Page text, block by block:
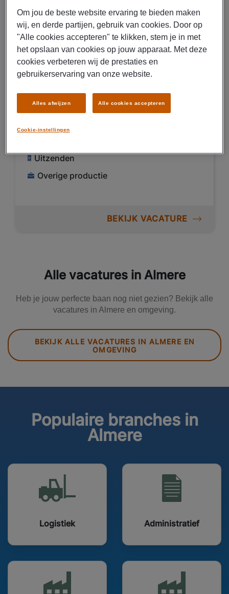
29/07/2026 NIEUW
Manpower
Operator tweeploegen
Kampen
€ 15,00 - € 18,00 Per uur
Almere
Fulltime
Uitzenden
Overige productie
BEKIJK VACATURE
Alle vacatures in Almere
Heb je jouw perfecte baan nog niet gezien? Bekijk alle
vacatures in Almere en omgeving.
BEKIJK ALLE VACATURES IN ALMERE EN
OMGEVING
Populaire branches in
Almere
Logistiek Administratief
Om jou de beste website ervaring te bieden maken
wij, en derde partijen, gebruik van cookies. Door op
"Alle cookies accepteren" te klikken, stem je in met
het opslaan van cookies op jouw apparaat. Met deze
cookies verbeteren wij de prestaties en
gebruikerservaring van onze website.
Cookie-instellingen
Alles afwijzen Alle cookies accepteren